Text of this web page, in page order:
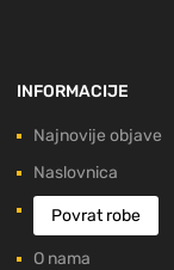
INFORMACIJE
Najnovije objave
Naslovnica
Povrat robe
O nama